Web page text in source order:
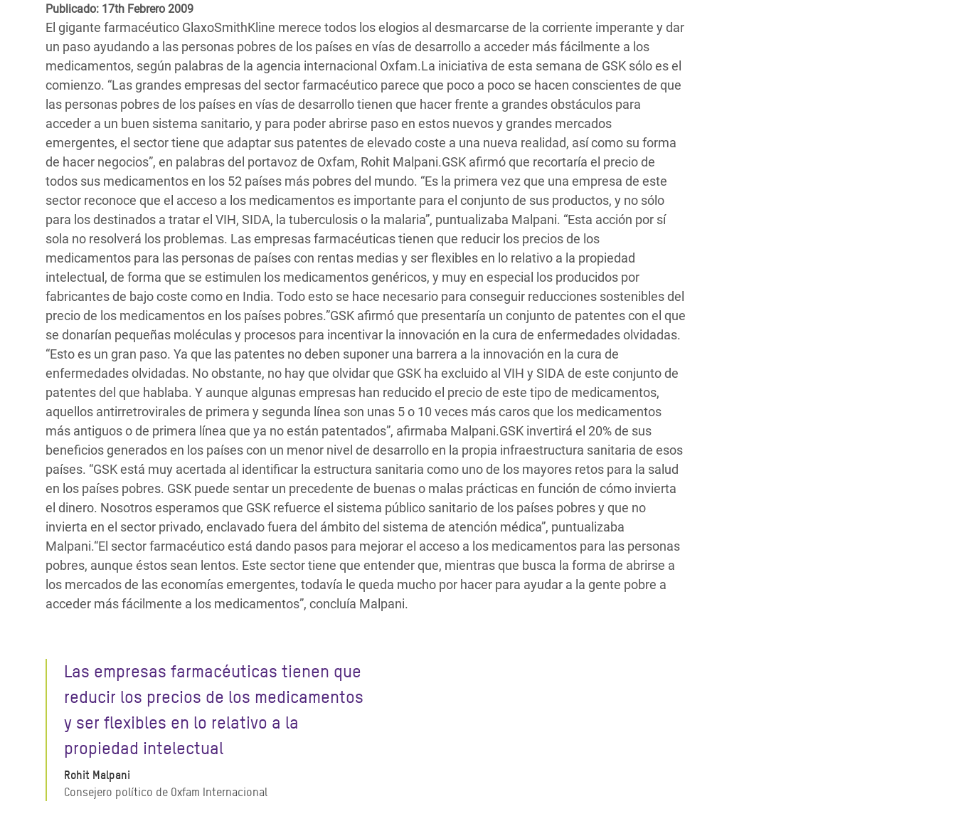
Conflictos y Desastres
Desigualdad Extrema y
Servicios Sociales Básicos
Inequality and Rights in a
Digital Age
Gender, Rights, and Justice
en África Oriental
Crisis de Personas Refugiadas
en Sudán del Sur
Crisis de Refugiados Rohinyá
en Bangladesh
Crisis en Siria
Crisis en Yemen
#ActuaPorElClima
Erradiquemos el Sufrimiento Humano que
se Oculta tras los Alimentos
¡Basta! Acabemos con las violencias contra
mujeres y niñas
ayuda
a
la
navegación
Publicado: 17th Febrero 2009
El gigante farmacéutico GlaxoSmithKline merece todos los elogios al desmarcarse de la corriente imperante y dar
un paso ayudando a las personas pobres de los países en vías de desarrollo a acceder más fácilmente a los
medicamentos, según palabras de la agencia internacional Oxfam.La iniciativa de esta semana de GSK sólo es el
comienzo. “Las grandes empresas del sector farmacéutico parece que poco a poco se hacen conscientes de que
las personas pobres de los países en vías de desarrollo tienen que hacer frente a grandes obstáculos para
acceder a un buen sistema sanitario, y para poder abrirse paso en estos nuevos y grandes mercados
emergentes, el sector tiene que adaptar sus patentes de elevado coste a una nueva realidad, así como su forma
de hacer negocios”, en palabras del portavoz de Oxfam, Rohit Malpani.GSK afirmó que recortaría el precio de
todos sus medicamentos en los 52 países más pobres del mundo. “Es la primera vez que una empresa de este
sector reconoce que el acceso a los medicamentos es importante para el conjunto de sus productos, y no sólo
para los destinados a tratar el VIH, SIDA, la tuberculosis o la malaria”, puntualizaba Malpani. “Esta acción por sí
sola no resolverá los problemas. Las empresas farmacéuticas tienen que reducir los precios de los
medicamentos para las personas de países con rentas medias y ser flexibles en lo relativo a la propiedad
intelectual, de forma que se estimulen los medicamentos genéricos, y muy en especial los producidos por
fabricantes de bajo coste como en India. Todo esto se hace necesario para conseguir reducciones sostenibles del
precio de los medicamentos en los países pobres.”GSK afirmó que presentaría un conjunto de patentes con el que
se donarían pequeñas moléculas y procesos para incentivar la innovación en la cura de enfermedades olvidadas.
“Esto es un gran paso. Ya que las patentes no deben suponer una barrera a la innovación en la cura de
enfermedades olvidadas. No obstante, no hay que olvidar que GSK ha excluido al VIH y SIDA de este conjunto de
patentes del que hablaba. Y aunque algunas empresas han reducido el precio de este tipo de medicamentos,
aquellos antirretrovirales de primera y segunda línea son unas 5 o 10 veces más caros que los medicamentos
más antiguos o de primera línea que ya no están patentados”, afirmaba Malpani.GSK invertirá el 20% de sus
beneficios generados en los países con un menor nivel de desarrollo en la propia infraestructura sanitaria de esos
países. “GSK está muy acertada al identificar la estructura sanitaria como uno de los mayores retos para la salud
en los países pobres. GSK puede sentar un precedente de buenas o malas prácticas en función de cómo invierta
el dinero. Nosotros esperamos que GSK refuerce el sistema público sanitario de los países pobres y que no
invierta en el sector privado, enclavado fuera del ámbito del sistema de atención médica”, puntualizaba
Malpani.“El sector farmacéutico está dando pasos para mejorar el acceso a los medicamentos para las personas
pobres, aunque éstos sean lentos. Este sector tiene que entender que, mientras que busca la forma de abrirse a
los mercados de las economías emergentes, todavía le queda mucho por hacer para ayudar a la gente pobre a
acceder más fácilmente a los medicamentos”, concluía Malpani.
Las empresas farmacéuticas tienen que
reducir los precios de los medicamentos
y ser flexibles en lo relativo a la
propiedad intelectual
Rohit Malpani
Consejero político de Oxfam Internacional